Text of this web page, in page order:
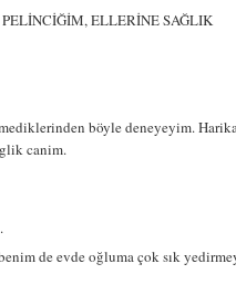
ELLERİNE SAĞLIK
böyle deneyeyim.
canim.
de evde oğluma çok sık